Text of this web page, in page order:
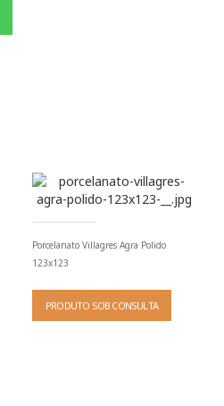
Porcelanato Villagres Agra Polido
123x123
PRODUTO SOB CONSULTA